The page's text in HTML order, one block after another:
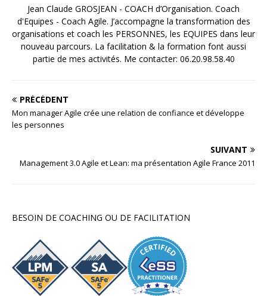
Jean Claude GROSJEAN - COACH d’Organisation. Coach
d'Equipes - Coach Agile. J’accompagne la transformation des
organisations et coach les PERSONNES, les EQUIPES dans leur
nouveau parcours. La facilitation & la formation font aussi
partie de mes activités. Me contacter: 06.20.98.58.40
PRÉCÉDENT
Mon manager Agile crée une relation de confiance et développe
les personnes
SUIVANT
Management 3.0 Agile et Lean: ma présentation Agile France 2011
BESOIN DE COACHING OU DE FACILITATION